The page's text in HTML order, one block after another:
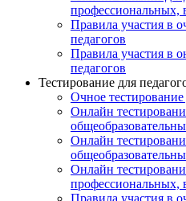
профессиональных,
Правила участия в
педагогов
Правила участия в
педагогов
Тестирование для
Очное тестирование
Онлайн
Онлайн
Онлайн
профессиональных,
Правила участия в